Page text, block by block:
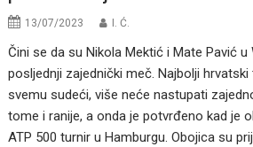
13/07/2023 I. Ć.
Čini se da su Nikola Mektić i Mate Pavić u
posljednji zajednički meč. Najbolji
svemu sudeći, više neće nastupati
tome i ranije, a onda je potvrđeno kad je
ATP 500 turnir u Hamburgu. Obojica su